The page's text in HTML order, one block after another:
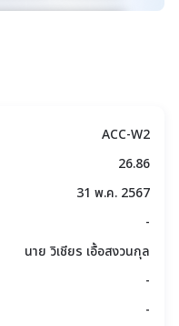
ACC-W2
26.86
31 พ.ค. 2567
-
นาย วิเชียร เอื้อสงวนกุล
-
-